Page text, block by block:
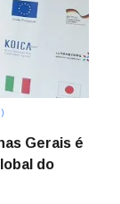
Gerais é
do